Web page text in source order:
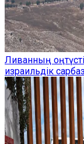
Ливанның
израильдік